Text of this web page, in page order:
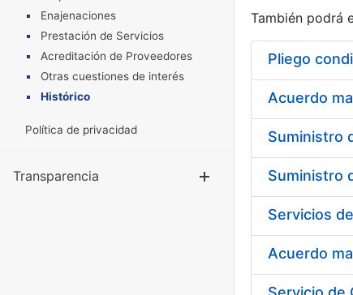
Enajenaciones
Prestación de Servicios
Acreditación de Proveedores
Otras cuestiones de interés
Histórico
Política de privacidad
Transparencia Mostrar/
También podrá
Pliego
Acuerdo
Acuerdo